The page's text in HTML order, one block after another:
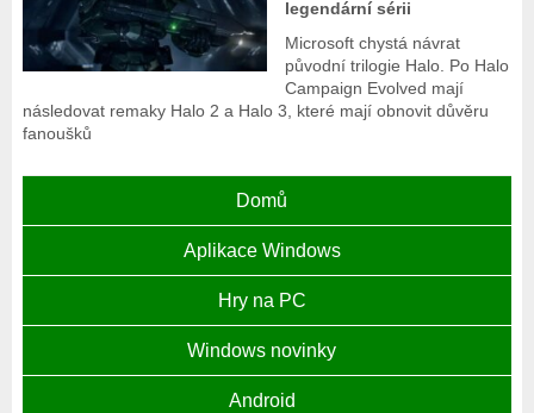
legendární sérii
Microsoft chystá návrat
původní trilogie Halo. Po Halo
Campaign Evolved mají
následovat remaky Halo 2 a Halo 3, které mají obnovit důvěru
fanoušků
Domů
Aplikace Windows
Hry na PC
Windows novinky
Android